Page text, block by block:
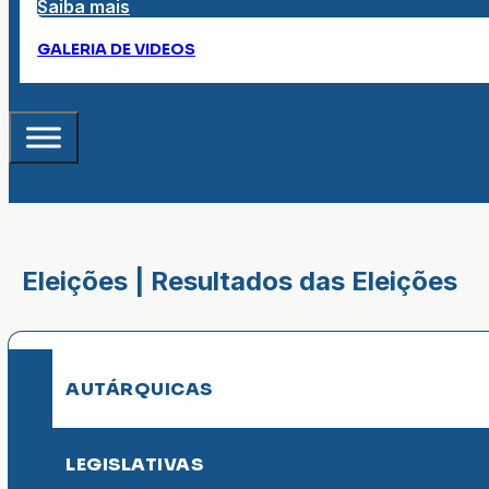
Saiba mais
GALERIA DE VIDEOS
Eleições | Resultados das Eleições
AUTÁRQUICAS
LEGISLATIVAS